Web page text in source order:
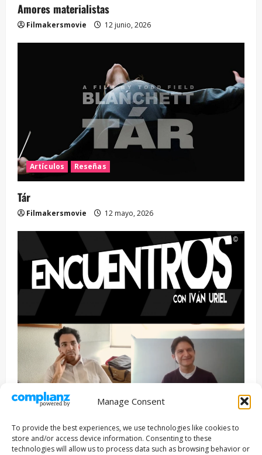
Manage Consent
To provide the best experiences, we use technologies like cookies to
store and/or access device information. Consenting to these
technologies will allow us to process data such as browsing behavior or
Amores materialistas
Filmakersmovie 12 junio, 2026
Artículos Reseñas
Tár
Filmakersmovie 12 mayo, 2026
Entrevista Series
ENCUENTROS CON IVÁN URIEL T3E22: JUAN PATRICIO
RIVEROLL